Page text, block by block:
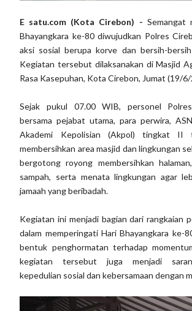
E satu.com (Kota Cirebon) - Semangat
Bhayangkara ke-80 diwujudkan Polres
aksi sosial berupa korve dan bersih-
Kegiatan tersebut dilaksanakan di Masjid
Rasa Kasepuhan, Kota Cirebon, Jumat (19/
Sejak pukul 07.00 WIB, personel
bersama pejabat utama, para perwira,
Akademi Kepolisian (Akpol) tingkat II
membersihkan area masjid dan lingkungan
bergotong royong membersihkan
sampah, serta menata lingkungan agar
jamaah yang beribadah.
Kegiatan ini menjadi bagian dari rangkaian
dalam memperingati Hari Bhayangkara ke-
bentuk penghormatan terhadap
kegiatan tersebut juga menjadi
kepedulian sosial dan kebersamaan dengan